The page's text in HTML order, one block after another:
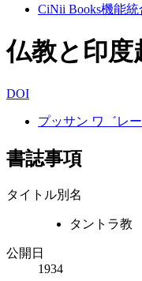
CiNii Books機能
仏教と印度
DOI
プッサン ワ゛レー
書誌事項
タイトル別名
タントラ教
公開日
1934